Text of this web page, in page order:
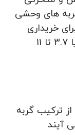
های وحشی
خریداری
این گربه بین 1000 تا 3000 هزار دلار یا 3.7 تا 11
ترکیب گربه
آیند